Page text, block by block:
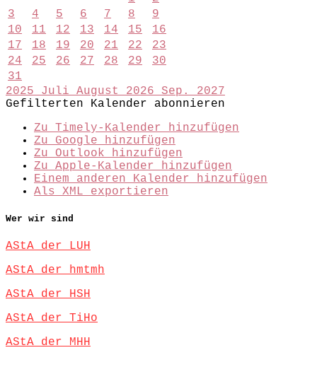
3
4 5 6 7 8
9
10
11 12 13 14 15
16
17
18 19 20 21 22
23
24
25 26 27 28 29
30
31
2025 Juli August 2026 Sep. 2027
Gefilterten Kalender abonnieren
Zu Timely-Kalender hinzufügen
Zu Google hinzufügen
Zu Outlook hinzufügen
Zu Apple-Kalender hinzufügen
Einem anderen Kalender hinzufügen
Als XML exportieren
Wer wir sind
AStA der LUH
AStA der hmtmh
AStA der HSH
AStA der TiHo
AStA der MHH